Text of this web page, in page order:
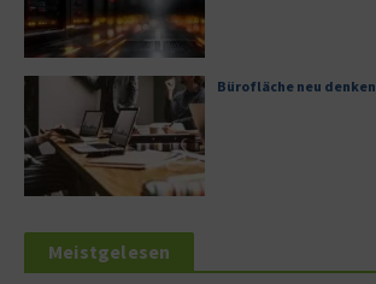
Bürofläche neu denken
Meistgelesen